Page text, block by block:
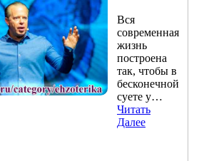
Вся
современная
жизнь
построена
так, чтобы в
бесконечной
суете у…
Читать
Далее